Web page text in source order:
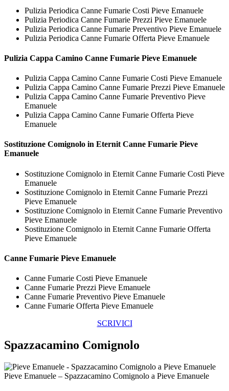
Pulizia Periodica Canne Fumarie Costi Pieve Emanuele
Pulizia Periodica Canne Fumarie Prezzi Pieve Emanuele
Pulizia Periodica Canne Fumarie Preventivo Pieve Emanuele
Pulizia Periodica Canne Fumarie Offerta Pieve Emanuele
Pulizia Cappa Camino Canne Fumarie Pieve Emanuele
Pulizia Cappa Camino Canne Fumarie Costi Pieve Emanuele
Pulizia Cappa Camino Canne Fumarie Prezzi Pieve Emanuele
Pulizia Cappa Camino Canne Fumarie Preventivo Pieve
Emanuele
Pulizia Cappa Camino Canne Fumarie Offerta Pieve
Emanuele
Sostituzione Comignolo in Eternit Canne Fumarie Pieve
Emanuele
Sostituzione Comignolo in Eternit Canne Fumarie Costi Pieve
Emanuele
Sostituzione Comignolo in Eternit Canne Fumarie Prezzi
Pieve Emanuele
Sostituzione Comignolo in Eternit Canne Fumarie Preventivo
Pieve Emanuele
Sostituzione Comignolo in Eternit Canne Fumarie Offerta
Pieve Emanuele
Canne Fumarie Pieve Emanuele
Canne Fumarie Costi Pieve Emanuele
Canne Fumarie Prezzi Pieve Emanuele
Canne Fumarie Preventivo Pieve Emanuele
Canne Fumarie Offerta Pieve Emanuele
SCRIVICI
Spazzacamino Comignolo
Pieve Emanuele – Spazzacamino Comignolo a Pieve Emanuele